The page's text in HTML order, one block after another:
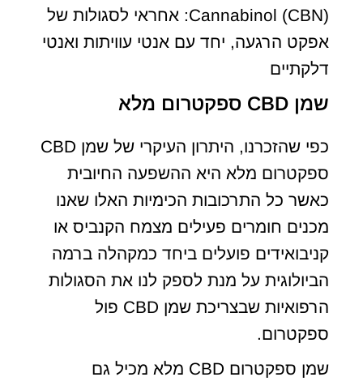
Cannabinol (CBN): אחראי לסגולות של
אפקט הרגעה, יחד עם אנטי עוויתות ואנטי
דלקתיים
שמן CBD ספקטרום מלא
כפי שהזכרנו, היתרון העיקרי של שמן CBD
ספקטרום מלא היא ההשפעה החיובית
כאשר כל התרכובות הכימיות האלו שאנו
מכנים חומרים פעילים מצמח הקנביס או
קניבואידים פועלים ביחד כמקהלה ברמה
הביולוגית על מנת לספק לנו את הסגולות
הרפואיות שבצריכת שמן CBD פול
ספקטרום.
שמן ספקטרום CBD מלא מכיל גם